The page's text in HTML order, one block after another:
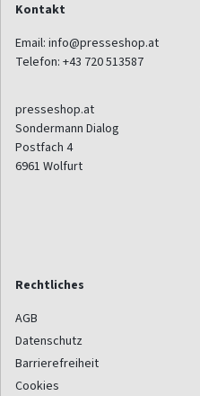
Kontakt
Email: info@presseshop.at
Telefon: +43 720 513587
presseshop.at
Sondermann Dialog
Postfach 4
6961 Wolfurt
Rechtliches
AGB
Datenschutz
Barrierefreiheit
Cookies